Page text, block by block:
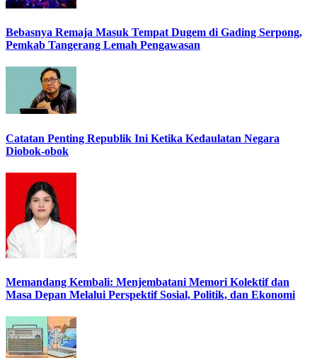
Bebasnya Remaja Masuk Tempat Dugem di Gading Serpong,
Pemkab Tangerang Lemah Pengawasan
Catatan Penting Republik Ini Ketika Kedaulatan Negara
Diobok-obok
Memandang Kembali: Menjembatani Memori Kolektif dan
Masa Depan Melalui Perspektif Sosial, Politik, dan Ekonomi